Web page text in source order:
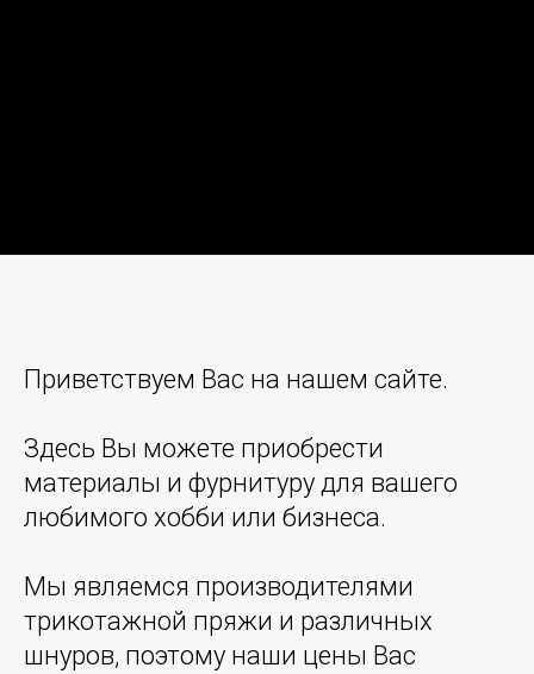
Приветствуем Вас на нашем сайте.
Здесь Вы можете приобрести
материалы и фурнитуру для вашего
любимого хобби или бизнеса.
Мы являемся производителями
трикотажной пряжи и различных
шнуров, поэтому наши цены Вас